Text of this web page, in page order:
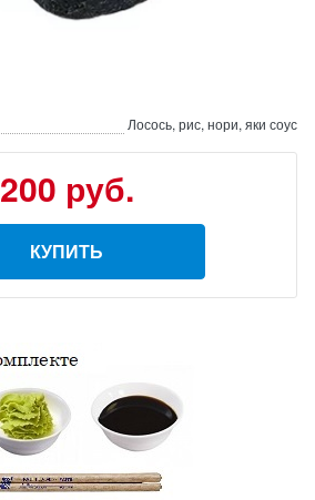
Лосось, рис, нори, яки соус
200 руб.
КУПИТЬ